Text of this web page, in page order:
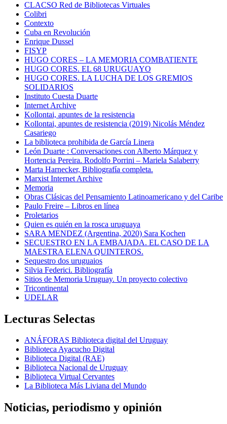
CLACSO Red de Bibliotecas Virtuales
Colibri
Contexto
Cuba en Revolución
Enrique Dussel
FISYP
HUGO CORES – LA MEMORIA COMBATIENTE
HUGO CORES. EL 68 URUGUAYO
HUGO CORES. LA LUCHA DE LOS GREMIOS
SOLIDARIOS
Instituto Cuesta Duarte
Internet Archive
Kollontai, apuntes de la resistencia
Kollontai, apuntes de resistencia (2019) Nicolás Méndez
Casariego
La biblioteca prohibida de García Linera
León Duarte : Conversaciones con Alberto Márquez y
Hortencia Pereira. Rodolfo Porrini – Mariela Salaberry
Marta Harnecker, Bibliografía completa.
Marxist Internet Archive
Memoria
Obras Clásicas del Pensamiento Latinoamericano y del Caribe
Paulo Freire – Libros en línea
Proletarios
Quien es quién en la rosca uruguaya
SARA MENDEZ (Argentina, 2020) Sara Kochen
SECUESTRO EN LA EMBAJADA. EL CASO DE LA
MAESTRA ELENA QUINTEROS.
Sequestro dos uruguaios
Silvia Federici. Bibliografía
Sitios de Memoria Uruguay. Un proyecto colectivo
Tricontinental
UDELAR
Lecturas Selectas
ANÁFORAS Biblioteca digital del Uruguay
Biblioteca Ayacucho Digital
Biblioteca Digital (RAE)
Biblioteca Nacional de Uruguay
Biblioteca Virtual Cervantes
La Biblioteca Más Liviana del Mundo
Noticias, periodismo y opinión